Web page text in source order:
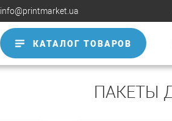
info@printmarket.ua
КАТАЛОГ ТОВАРОВ
ПАКЕТЫ